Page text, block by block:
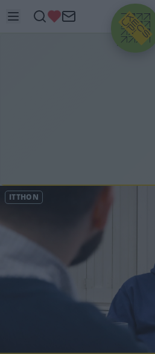
HIRDETÉS
ITTHON